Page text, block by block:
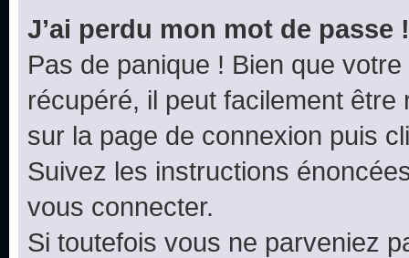
J’ai perdu mon mot de passe !
Pas de panique ! Bien que
récupéré, il peut facilement
sur la page de connexion puis
Suivez les instructions
vous connecter.
Si toutefois vous ne parveniez